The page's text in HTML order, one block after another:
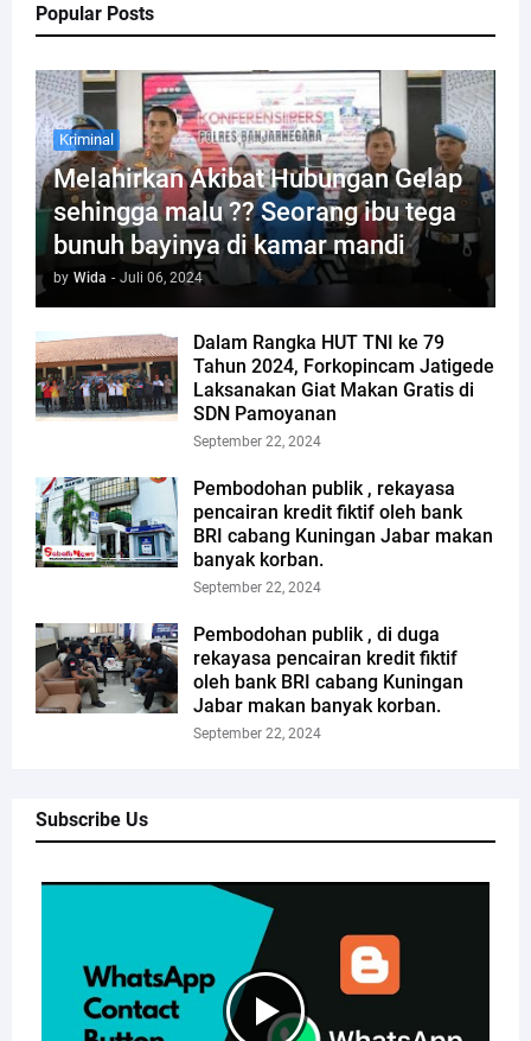
Popular Posts
Kriminal
Melahirkan Akibat Hubungan Gelap
sehingga malu ?? Seorang ibu tega
bunuh bayinya di kamar mandi
by Wida - Juli 06, 2024
Dalam Rangka HUT TNI ke 79
Tahun 2024, Forkopincam Jatigede
Laksanakan Giat Makan Gratis di
SDN Pamoyanan
September 22, 2024
Pembodohan publik , rekayasa
pencairan kredit fiktif oleh bank
BRI cabang Kuningan Jabar makan
banyak korban.
September 22, 2024
Pembodohan publik , di duga
rekayasa pencairan kredit fiktif
oleh bank BRI cabang Kuningan
Jabar makan banyak korban.
September 22, 2024
Subscribe Us